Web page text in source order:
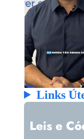
Links
Leis e